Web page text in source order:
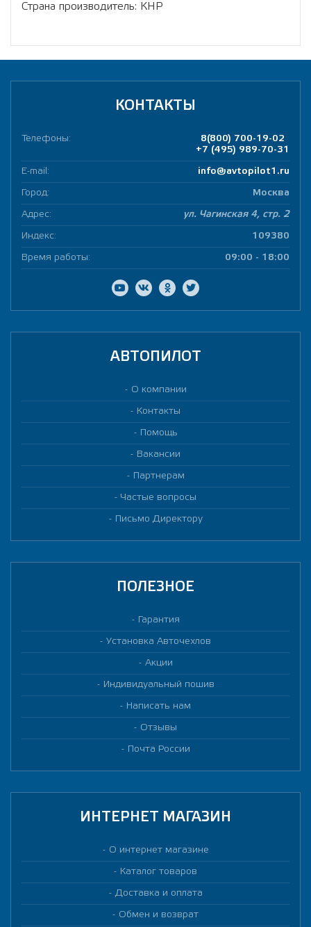
Страна производитель: КНР
КОНТАКТЫ
Телефоны:
8(800) 700-19-02
+7 (495) 989-70-31
E-mail: info@avtopilot1.ru
Город: Москва
Адрес: ул. Чагинская 4, стр. 2
Индекс: 109380
Время работы: 09:00 - 18:00
АВТОПИЛОТ
О компании
Контакты
Помощь
Вакансии
Партнерам
Частые вопросы
Письмо Директору
ПОЛЕЗНОЕ
Гарантия
Установка Авточехлов
Акции
Индивидуальный пошив
Написать нам
Отзывы
Почта России
ИНТЕРНЕТ МАГАЗИН
О интернет магазине
Каталог товаров
Доставка и оплата
Обмен и возврат